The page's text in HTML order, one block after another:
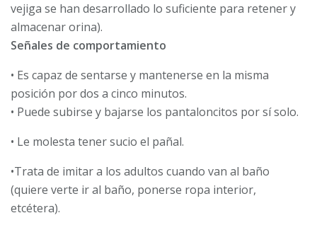
vejiga se han desarrollado lo suficiente para retener y
almacenar orina).
Señales de comportamiento
• Es capaz de sentarse y mantenerse en la misma
posición por dos a cinco minutos.
• Puede subirse y bajarse los pantaloncitos por sí solo.
• Le molesta tener sucio el pañal.
•Trata de imitar a los adultos cuando van al baño
(quiere verte ir al baño, ponerse ropa interior,
etcétera).